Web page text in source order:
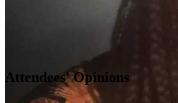
Attendees' Opinions